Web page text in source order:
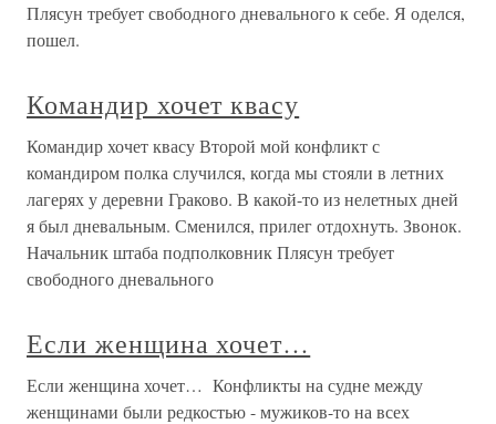
Плясун требует свободного дневального к себе. Я оделся,
пошел.
Командир хочет квасу
Командир хочет квасу Второй мой конфликт с
командиром полка случился, когда мы стояли в летних
лагерях у деревни Граково. В какой-то из нелетных дней
я был дневальным. Сменился, прилег отдохнуть. Звонок.
Начальник штаба подполковник Плясун требует
свободного дневального
Если женщина хочет…
Если женщина хочет… Конфликты на судне между
женщинами были редкостью - мужиков-то на всех